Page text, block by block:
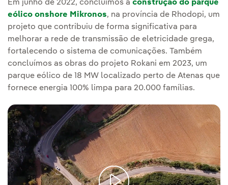
Em junho de 2022, concluímos a construção do parque
eólico onshore Mikronos, na província de Rhodopi, um
projeto que contribuiu de forma significativa para
melhorar a rede de transmissão de eletricidade grega,
fortalecendo o sistema de comunicações. Também
concluímos as obras do projeto Rokani em 2023, um
parque eólico de 18 MW localizado perto de Atenas que
fornece energia 100% limpa para 20.000 famílias.